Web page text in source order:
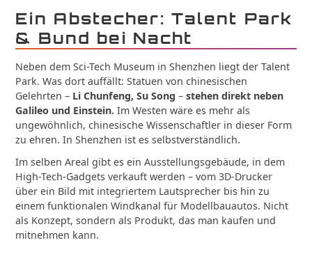
Ein Abstecher: Talent Park
& Bund bei Nacht
Neben dem Sci-Tech Museum in Shenzhen liegt der Talent
Park. Was dort auffällt: Statuen von chinesischen
Gelehrten – Li Chunfeng, Su Song –stehen direkt neben
Galileo und Einstein. Im Westen wäre es mehr als
ungewöhnlich, chinesische Wissenschaftler in dieser Form
zu ehren. In Shenzhen ist es selbstverständlich.
Im selben Areal gibt es ein Ausstellungsgebäude, in dem
High-Tech-Gadgets verkauft werden – vom 3D-Drucker
über ein Bild mit integriertem Lautsprecher bis hin zu
einem funktionalen Windkanal für Modellbauautos. Nicht
als Konzept, sondern als Produkt, das man kaufen und
mitnehmen kann.